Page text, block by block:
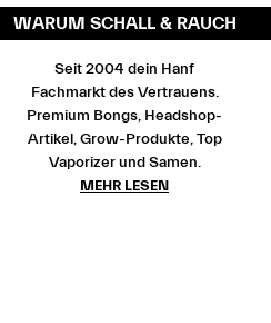
WARUM SCHALL & RAUCH
Seit 2004 dein Hanf
Fachmarkt des Vertrauens.
Premium Bongs, Headshop-
Artikel, Grow-Produkte, Top
Vaporizer und Samen.
MEHR LESEN